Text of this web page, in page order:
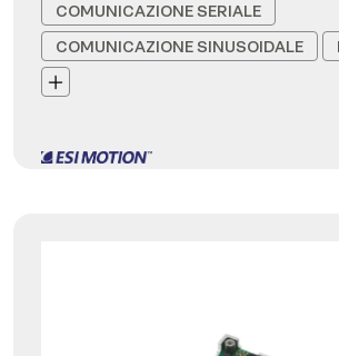
COMUNICAZIONE SERIALE
COMUNICAZIONE SINUSOIDALE